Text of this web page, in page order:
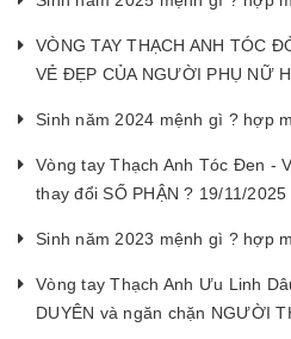
VÒNG TAY THẠCH ANH TÓC
VẺ ĐẸP CỦA NGƯỜI PHỤ NỮ
Sinh năm 2024 mệnh gì ? hợp
Vòng tay Thạch Anh Tóc Đen -
thay đổi SỐ PHẬN ? 19/11/2025
Sinh năm 2023 mệnh gì ? hợp
Vòng tay Thạch Anh Ưu Linh
DUYÊN và ngăn chặn NGƯỜI